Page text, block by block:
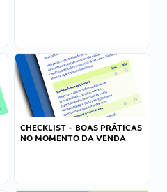
CHECKLIST – BOAS PRÁTICAS
NO MOMENTO DA VENDA